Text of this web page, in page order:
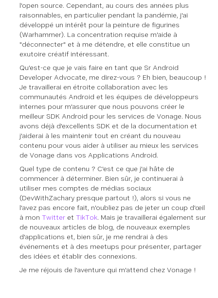
l'open source. Cependant, au cours des années plus
raisonnables, en particulier pendant la pandémie, j'ai
développé un intérêt pour la peinture de figurines
(Warhammer). La concentration requise m'aide à
"déconnecter" et à me détendre, et elle constitue un
exutoire créatif intéressant.
Qu'est-ce que je vais faire en tant que Sr Android
Developer Advocate, me direz-vous ? Eh bien, beaucoup !
Je travaillerai en étroite collaboration avec les
communautés Android et les équipes de développeurs
internes pour m'assurer que nous pouvons créer le
meilleur SDK Android pour les services de Vonage. Nous
avons déjà d'excellents SDK et de la documentation et
j'aiderai à les maintenir tout en créant du nouveau
contenu pour vous aider à utiliser au mieux les services
de Vonage dans vos Applications Android.
Quel type de contenu ? C'est ce que j'ai hâte de
commencer à déterminer. Bien sûr, je continuerai à
utiliser mes comptes de médias sociaux
(DevWithZachary presque partout !), alors si vous ne
l'avez pas encore fait, n'oubliez pas de jeter un coup d'œil
à mon Twitter et TikTok. Mais je travaillerai également sur
de nouveaux articles de blog, de nouveaux exemples
d'applications et, bien sûr, je me rendrai à des
événements et à des meetups pour présenter, partager
des idées et établir des connexions.
Je me réjouis de l'aventure qui m'attend chez Vonage !